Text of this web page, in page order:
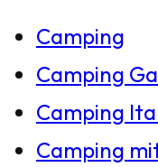
Camping
Camping
Camping
Camping